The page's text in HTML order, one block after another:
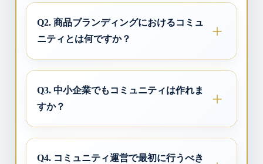
Q2. 商品ブランディングにおけるコミュ
ニティとは何ですか？
Q3. 中小企業でもコミュニティは作れま
すか？
Q4. コミュニティ運営で最初に行うべき